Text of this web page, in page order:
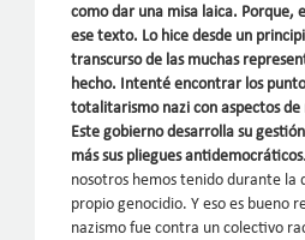
como dar una misa laica. Porque,
ese texto. Lo hice desde un
transcurso de las muchas
hecho. Intenté encontrar los
totalitarismo nazi con aspectos
Este gobierno desarrolla su
más sus pliegues antidemocráticos
nosotros hemos tenido durante la
propio genocidio. Y eso es bueno
nazismo fue contra un colectivo